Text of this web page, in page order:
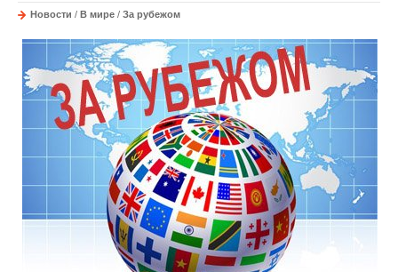
Новости / В мире / За рубежом